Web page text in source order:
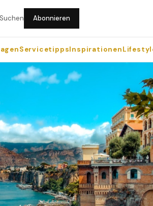
Suchen Abonnieren
ServicetippsInspirationen